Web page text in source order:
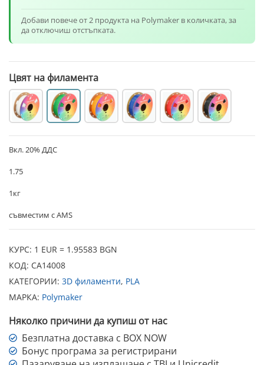
Добави повече от 2 продукта на Polymaker в количката, за
да отключиш отстъпката.
Цвят на филамента
Вкл. 20% ДДС
1.75
1кг
съвместим с AMS
КУРС: 1 EUR = 1.95583 BGN
КОД: CA14008
КАТЕГОРИИ: 3D филаменти, PLA
МАРКА: Polymaker
Няколко причини да купиш от нас
Безплатна доставка с BOX NOW
Бонус програма за регистрирани